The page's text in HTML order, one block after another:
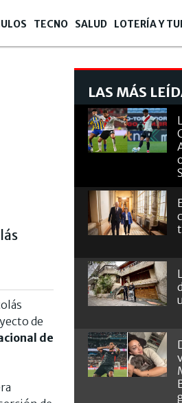
TECNO SALUD LOTERÍA Y
de
de
LAS MÁS